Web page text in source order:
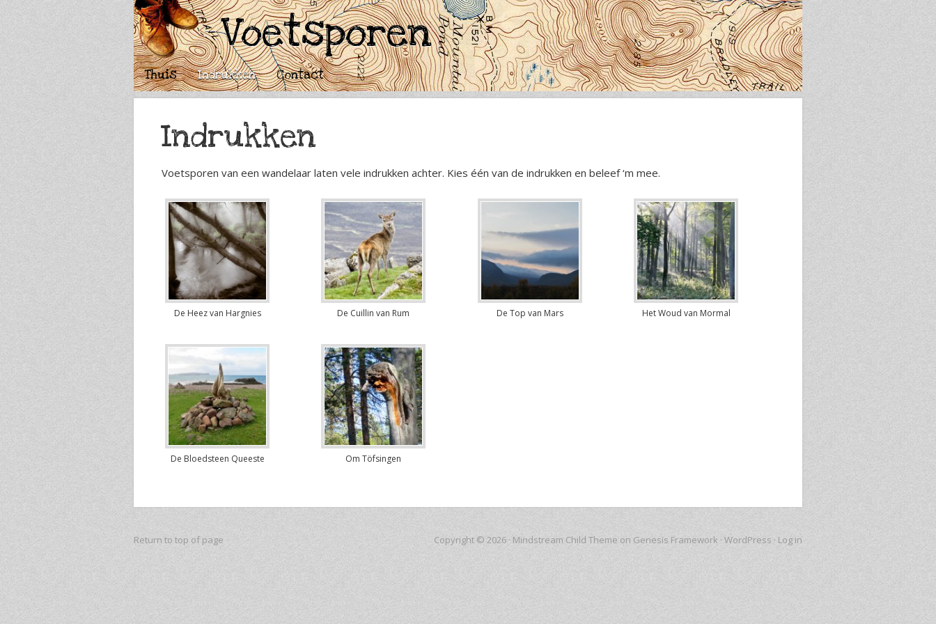
Voetsporen
Thuis Indrukken Contact
Indrukken
Voetsporen van een wandelaar laten vele indrukken achter. Kies één van de indrukken en beleef ‘m mee.
De Heez van Hargnies De Cuillin van Rum De Top van Mars Het Woud van Mormal
De Bloedsteen Queeste Om Töfsingen
Return to top of page Copyright © 2026 · Mindstream Child Theme on Genesis Framework · WordPress · Log in